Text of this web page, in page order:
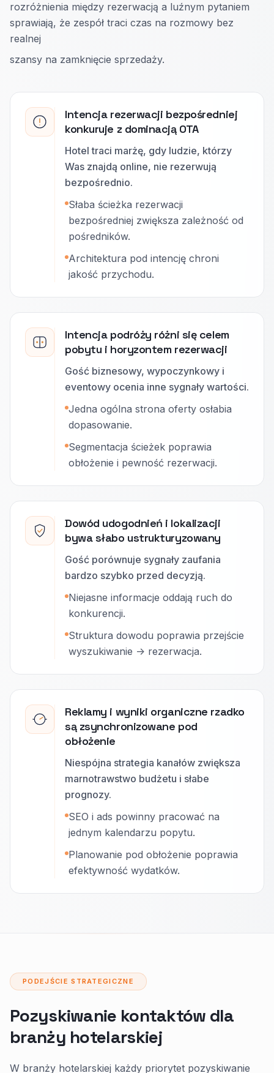
rozróżnienia między rezerwacją a luźnym pytaniem
sprawiają, że zespół traci czas na rozmowy bez
realnej
szansy na zamknięcie sprzedaży.
Intencja rezerwacji bezpośredniej
konkuruje z dominacją OTA
Hotel traci marżę, gdy ludzie, którzy
Was znajdą online, nie rezerwują
bezpośrednio.
Słaba ścieżka rezerwacji
bezpośredniej zwiększa zależność od
pośredników.
Architektura pod intencję chroni
jakość przychodu.
Intencja podróży różni się celem
pobytu i horyzontem rezerwacji
Gość biznesowy, wypoczynkowy i
eventowy ocenia inne sygnały wartości.
Jedna ogólna strona oferty osłabia
dopasowanie.
Segmentacja ścieżek poprawia
obłożenie i pewność rezerwacji.
Dowód udogodnień i lokalizacji
bywa słabo ustrukturyzowany
Gość porównuje sygnały zaufania
bardzo szybko przed decyzją.
Niejasne informacje oddają ruch do
konkurencji.
Struktura dowodu poprawia przejście
wyszukiwanie -> rezerwacja.
Reklamy i wyniki organiczne rzadko
są zsynchronizowane pod
obłożenie
Niespójna strategia kanałów zwiększa
marnotrawstwo budżetu i słabe
prognozy.
SEO i ads powinny pracować na
jednym kalendarzu popytu.
Planowanie pod obłożenie poprawia
efektywność wydatków.
PODEJŚCIE STRATEGICZNE
Pozyskiwanie kontaktów dla
branży hotelarskiej
W branży hotelarskiej każdy priorytet pozyskiwanie